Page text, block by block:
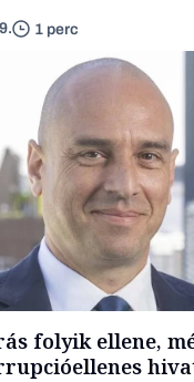
1 perc
folyik ellene,